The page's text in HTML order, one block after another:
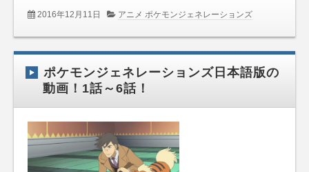
2016年12月11日 アニメ ポケモンジェネレーションズ
ポケモンジェネレーションズ日本語版の
動画！1話～6話！